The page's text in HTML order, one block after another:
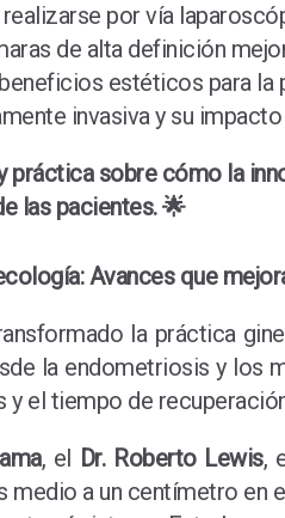
por vía
de alta definición
estéticos para la
invasiva y su
práctica sobre cómo la
las pacientes. 🌟
Avances que
la práctica
la endometriosis y los
y el tiempo de
, el Dr. Roberto Lewis,
medio a un centímetro